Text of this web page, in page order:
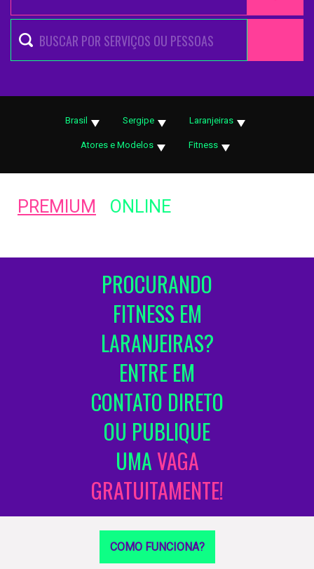
Brasil Sergipe Laranjeiras
Atores e Modelos Fitness
PREMIUM ONLINE
PROCURANDO
FITNESS EM
LARANJEIRAS?
ENTRE EM
CONTATO DIRETO
OU PUBLIQUE
UMAVAGA
GRATUITAMENTE!
COMO FUNCIONA?